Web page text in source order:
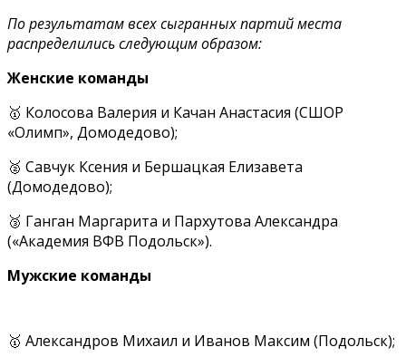
По результатам всех сыгранных партий места
распределились следующим образом:
Женские команды
🥇 Колосова Валерия и Качан Анастасия (СШОР
«Олимп», Домодедово);
🥈 Савчук Ксения и Бершацкая Елизавета
(Домодедово);
🥉 Ганган Маргарита и Пархутова Александра
(«Академия ВФВ Подольск»).
Мужские команды
🥇 Александров Михаил и Иванов Максим (Подольск);